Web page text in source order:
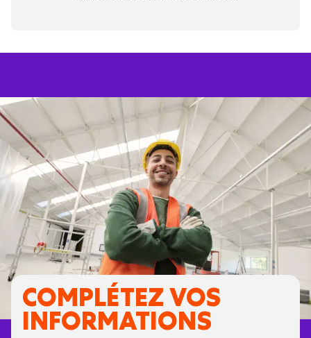
COMPLÉTEZ VOS
INFORMATIONS